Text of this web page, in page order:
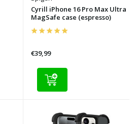
Cyrill iPhone 16 Pro Max Ultra
MagSafe case (espresso)
€39,99